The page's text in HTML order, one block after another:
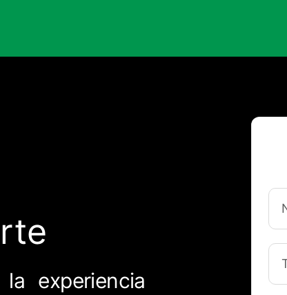
experiencia